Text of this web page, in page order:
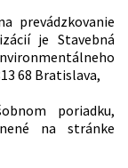
prevádzkovanie
je Stavebná
68 Bratislava,
poriadku,
na stránke